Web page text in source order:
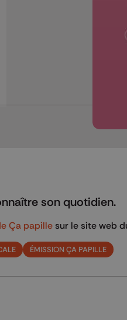
son quotidien.
Ça papille sur le site web
ÉMISSION ÇA PAPILLE